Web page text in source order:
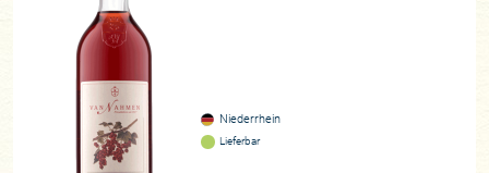
Niederrhein
Lieferbar